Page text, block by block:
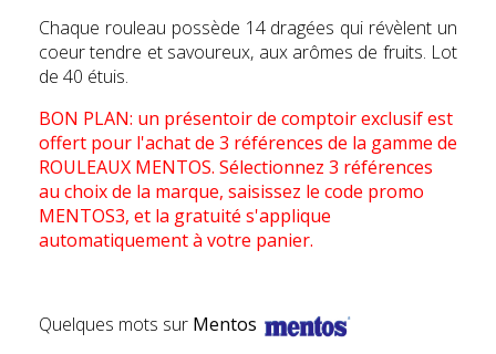
Chaque rouleau possède 14 dragées qui révèlent un
coeur tendre et savoureux, aux arômes de fruits. Lot
de 40 étuis.
BON PLAN: un présentoir de comptoir exclusif est
offert pour l'achat de 3 références de la gamme de
ROULEAUX MENTOS. Sélectionnez 3 références
au choix de la marque, saisissez le code promo
MENTOS3, et la gratuité s'applique
automatiquement à votre panier.
Quelques mots sur Mentos